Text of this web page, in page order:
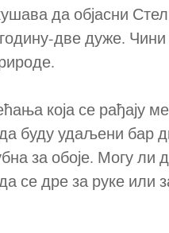
да објасни
две дуже.
се рађају међу
буду удаљени бар
за обоје. Могу ли
се дре за руке или